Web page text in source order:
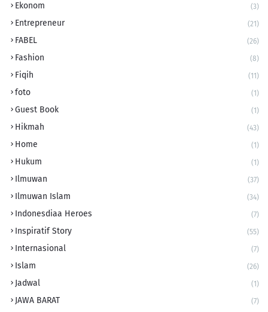
Ekonom (3)
Entrepreneur (21)
FABEL (26)
Fashion (8)
Fiqih (11)
foto (1)
Guest Book (1)
Hikmah (43)
Home (1)
Hukum (1)
Ilmuwan (37)
Ilmuwan Islam (34)
Indonesdiaa Heroes (7)
Inspiratif Story (55)
Internasional (7)
Islam (26)
Jadwal (1)
JAWA BARAT (7)